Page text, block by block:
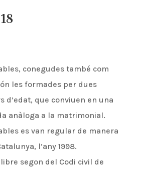
conegudes també com
les formades per dues
d’edat, que conviuen en una
anàloga a la matrimonial.
es van regular de manera
l’any 1998.
segon del Codi civil de